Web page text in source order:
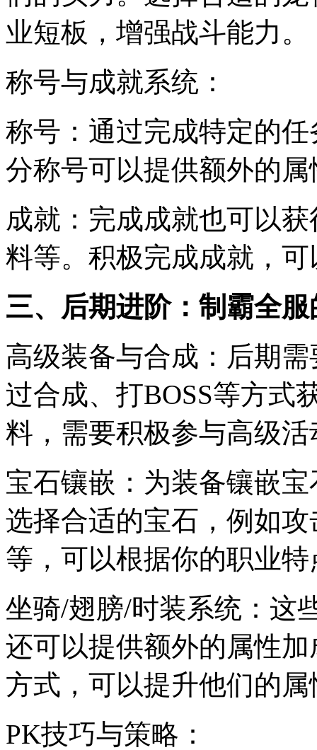
业短板，增强战斗能力。
称号与成就系统：
称号：通过完成特定的
分称号可以提供额外的
成就：完成成就也可以
料等。积极完成成就，
三、后期进阶：制霸全服
高级装备与合成：后期
过合成、打BOSS等方式
料，需要积极参与高级
宝石镶嵌：为装备镶嵌
选择合适的宝石，例如
等，可以根据你的职业
坐骑/翅膀/时装系统：这
还可以提供额外的属性
方式，可以提升他们的属
PK技巧与策略：